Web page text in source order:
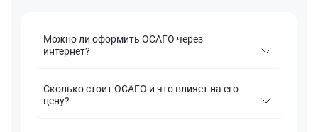
Можно ли оформить ОСАГО через
интернет?
Сколько стоит ОСАГО и что влияет на его
цену?